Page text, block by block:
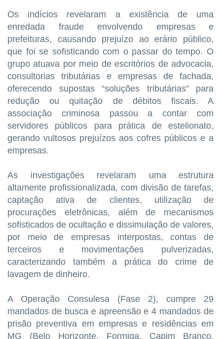
Os indícios revelaram a existência de uma
enredada fraude envolvendo empresas e
prefeituras, causando prejuízo ao erário público,
que foi se sofisticando com o passar do tempo. O
grupo atuava por meio de escritórios de advocacia,
consultorias tributárias e empresas de fachada,
oferecendo supostas “soluções tributárias” para
redução ou quitação de débitos fiscais. A
associação criminosa passou a contar com
servidores públicos para prática de estelionato,
gerando vultosos prejuízos aos cofres públicos e a
empresas.
As investigações revelaram uma estrutura
altamente profissionalizada, com divisão de tarefas,
captação ativa de clientes, utilização de
procurações eletrônicas, além de mecanismos
sofisticados de ocultação e dissimulação de valores,
por meio de empresas interpostas, contas de
terceiros e movimentações pulverizadas,
caracterizando também a prática do crime de
lavagem de dinheiro.
A Operação Consulesa (Fase 2), cumpre 29
mandados de busca e apreensão e 4 mandados de
prisão preventiva em empresas e residências em
MG (Belo Horizonte, Formiga, Capim Branco,